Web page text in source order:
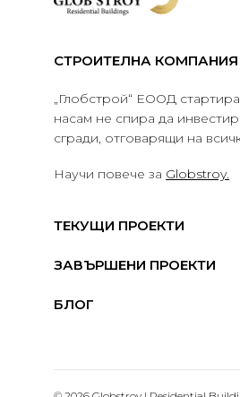
СТРОИТЕЛНА
„Глобстрой“ ЕООД
насам не спира да
сгради, отговарящи на
Научи повече за Globstroy.
ТЕКУЩИ ПРОЕКТИ
ЗАВЪРШЕНИ ПРОЕКТИ
БЛОГ